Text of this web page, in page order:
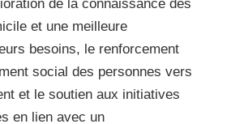
de la connaissance des
et une meilleure
besoins, le renforcement
social des personnes vers
et le soutien aux initiatives
en lien avec un